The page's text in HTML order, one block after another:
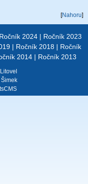
[Nahoru]
Ročník 2024| Ročník 2023
| Ročník 2018 | Ročník
2014 | Ročník 2013